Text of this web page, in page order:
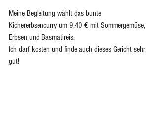
Meine Begleitung wählt das bunte
Kichererbsencurry um 9,40 € mit Sommergemüse,
Erbsen und Basmatireis.
Ich darf kosten und finde auch dieses Gericht sehr
gut!